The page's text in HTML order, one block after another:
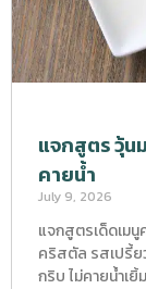
แจกสูตร วุ้น
คายน้ำ
July 9, 2026
แจกสูตรเด็ดเมนู
คริสตัล รสเปรี้ย
กริบ ไม่คายน้ำเ